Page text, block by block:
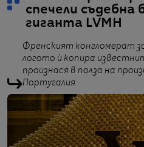
спечели съдебна
гиганта LVMH
Френският конгломерат
логото ѝ копира
произнася в полза на
Португалия